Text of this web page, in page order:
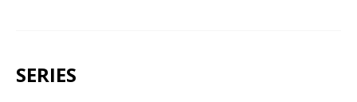
SERIES